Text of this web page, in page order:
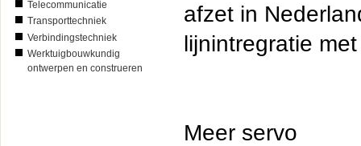
Telecommunicatie
Transporttechniek
Verbindingstechniek
Werktuigbouwkundig
ontwerpen en construeren
afzet in
lijnintregratie
Meer servo